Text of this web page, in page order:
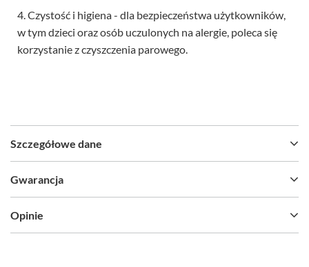
4. Czystość i higiena - dla bezpieczeństwa użytkowników,
w tym dzieci oraz osób uczulonych na alergie, poleca się
korzystanie z czyszczenia parowego.
Szczegółowe dane
Gwarancja
Opinie